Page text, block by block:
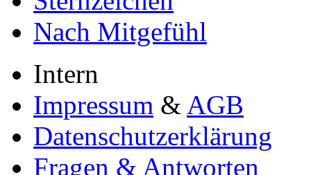
Nach Mitgefühl
Intern
Impressum & AGB
Datenschutzerklärung
Fragen & Antworten